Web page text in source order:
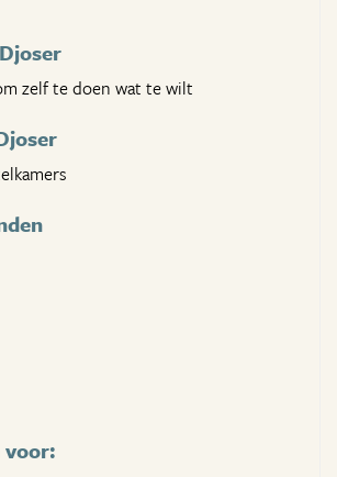
zelf te doen wat te wilt
voor: